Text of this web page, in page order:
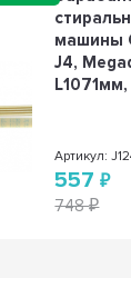
машины
J4,
L1071мм,
Артикул:
557
748